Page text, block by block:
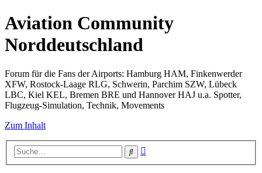
Aviation Community
Norddeutschland
Forum für die Fans der Airports: Hamburg HAM, Finkenwerder
XFW, Rostock-Laage RLG, Schwerin, Parchim SZW, Lübeck
LBC, Kiel KEL, Bremen BRE und Hannover HAJ u.a. Spotter,
Flugzeug-Simulation, Technik, Movements
Zum Inhalt
Suche